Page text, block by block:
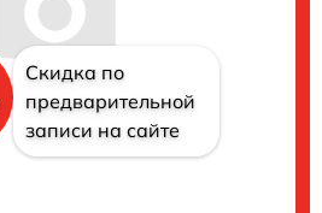
Скидка по
предварительной
записи на сайте